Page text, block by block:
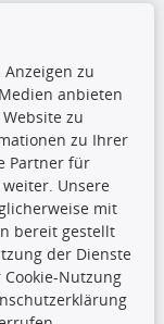
Daten,
Datenbank,
werden. Es ist zu
ohne
zu
Dritte ausführen
zu
anbieten
zu
zu Ihrer
Partner für
Unsere
mit
bereit gestellt
der Dienste
Nutzung